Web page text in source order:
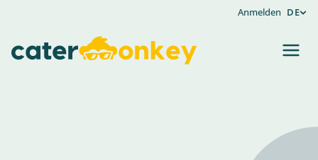
Anmelden DE